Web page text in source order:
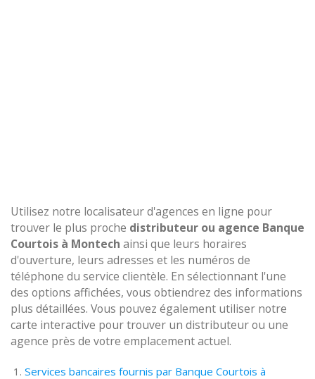
Utilisez notre localisateur d'agences en ligne pour
trouver le plus proche distributeur ou agence Banque
Courtois à Montech ainsi que leurs horaires
d'ouverture, leurs adresses et les numéros de
téléphone du service clientèle. En sélectionnant l'une
des options affichées, vous obtiendrez des informations
plus détaillées. Vous pouvez également utiliser notre
carte interactive pour trouver un distributeur ou une
agence près de votre emplacement actuel.
Services bancaires fournis par Banque Courtois à